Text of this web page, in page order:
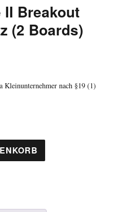
II Breakout
(2 Boards)
Kleinunternehmer nach §19 (1)